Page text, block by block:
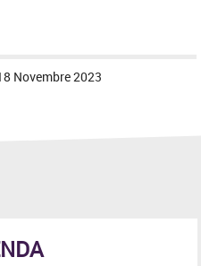
Novembre 2023